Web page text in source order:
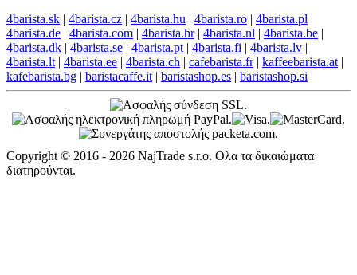
4barista.sk | 4barista.cz | 4barista.hu | 4barista.ro | 4barista.pl |
4barista.de | 4barista.com | 4barista.hr| 4barista.nl | 4barista.be |
4barista.dk | 4barista.se | 4barista.pt | 4barista.fi | 4barista.lv |
4barista.lt | 4barista.ee | 4barista.ch | cafebarista.fr| kaffeebarista.at |
kafebarista.bg | baristacaffe.it | baristashop.es | baristashop.si
Copyright © 2016 - 2026 NajTrade s.r.o. Ολα τα δικαιώματα
διατηρούνται.